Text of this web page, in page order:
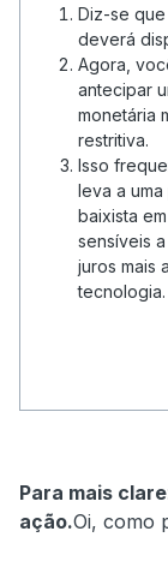
Diz-se
deverá
Agora,
antecipar
monetária
restritiva.
Isso
leva a
baixista
sensíveis
juros mais
tecnologia.
Para mais
ação.Oi, como